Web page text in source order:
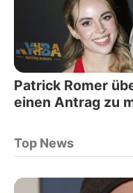
Patrick Romer
einen Antrag zu
Top News